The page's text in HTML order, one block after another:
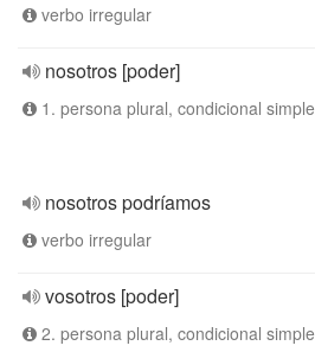
verbo irregular
nosotros [poder]
1. persona plural, condicional simple
nosotros podríamos
verbo irregular
vosotros [poder]
2. persona plural, condicional simple